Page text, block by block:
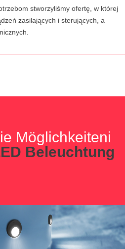
stworzyliśmy ofertę, w której
zasilających i sterujących, a
Möglichkeiteni
Beleuchtung